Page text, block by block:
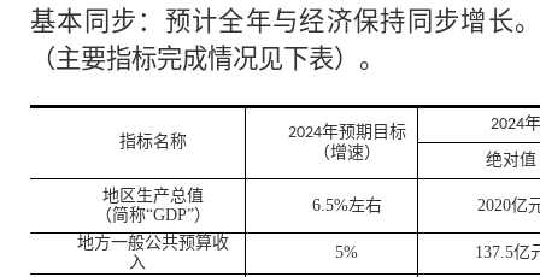
基本同步：预计全年与经济保持同步增长。
（主要指标完成情况见下表）。
指标名称 2024年预期目标
（增速）
2024
绝对值
地区生产总值
（简称“GDP”）
6.5%左右 2020亿
地方一般公共预算收
入
5% 137.5亿